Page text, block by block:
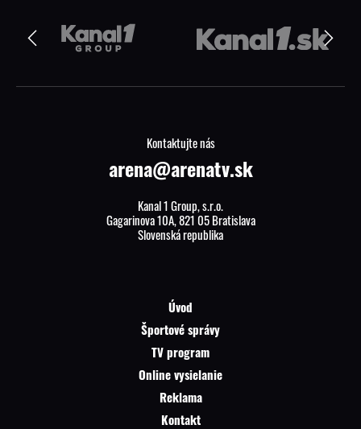
Kontaktujte nás
arena@arenatv.sk
Kanal 1 Group, s.r.o.
Gagarinova 10A, 821 05 Bratislava
Slovenská republika
Úvod
Športové správy
TV program
Online vysielanie
Reklama
Kontakt